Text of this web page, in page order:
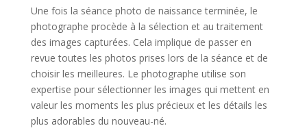
Une fois la séance photo de naissance terminée, le
photographe procède à la sélection et au traitement
des images capturées. Cela implique de passer en
revue toutes les photos prises lors de la séance et de
choisir les meilleures. Le photographe utilise son
expertise pour sélectionner les images qui mettent en
valeur les moments les plus précieux et les détails les
plus adorables du nouveau-né.